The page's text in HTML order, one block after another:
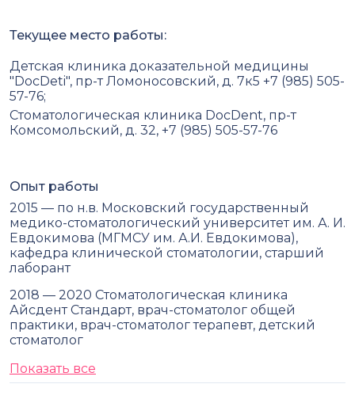
Текущее место работы:
Детская клиника доказательной медицины
"DocDeti", пр-т Ломоносовский, д. 7к5 +7 (985) 505-
57-76;
Стоматологическая клиника DocDent, пр-т
Комсомольский, д. 32, +7 (985) 505-57-76
Опыт работы
2015 — по н.в. Московский государственный
медико-стоматологический университет им. А. И.
Евдокимова (МГМСУ им. А.И. Евдокимова),
кафедра клинической стоматологии, старший
лаборант
2018 — 2020 Стоматологическая клиника
Айсдент Стандарт, врач-стоматолог общей
практики, врач-стоматолог терапевт, детский
стоматолог
Показать все